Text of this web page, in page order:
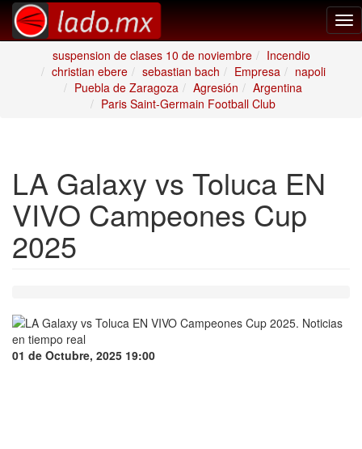
suspension de clases 10 de noviembre
Incendio
christian ebere
sebastian bach Empresa
napoli
Puebla de Zaragoza
Agresión
Argentina
Paris Saint-Germain Football Club
LA Galaxy vs Toluca EN
VIVO Campeones Cup
2025
01 de Octubre, 2025 19:00